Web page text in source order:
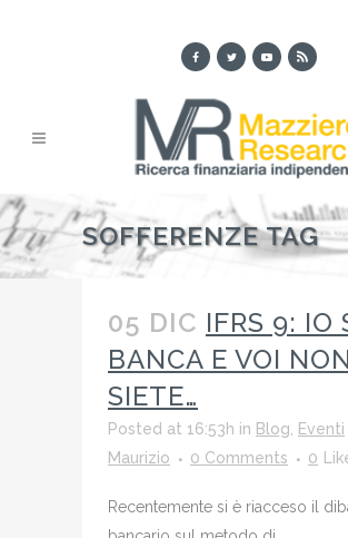
SOFFERENZE TAG
05 DIC IFRS 9: IO
BANCA E VOI
SIETE…
Posted at 16:53h in Blog, Eventi
Maurizio
0 Comments 0
Recentemente si è riacceso il